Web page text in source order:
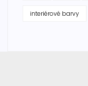
interiérové barvy